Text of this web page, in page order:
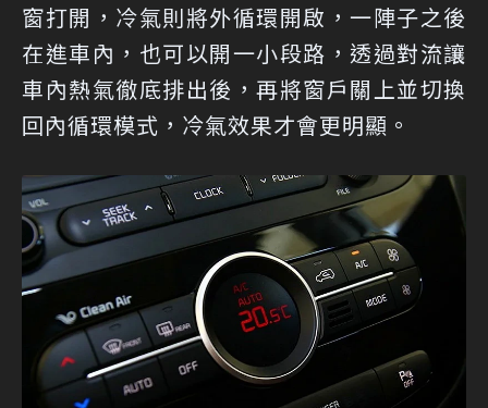
窗打開，冷氣則將外循環開啟，一陣子之後
在進車內，也可以開一小段路，透過對流讓
車內熱氣徹底排出後，再將窗戶關上並切換
回內循環模式，冷氣效果才會更明顯。